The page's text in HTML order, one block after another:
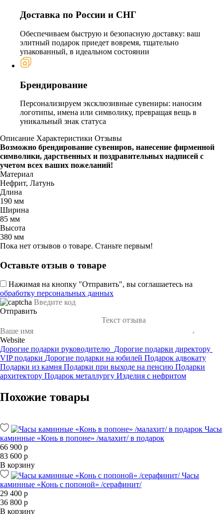
Доставка по России и СНГ
Обеспечиваем быструю и безопасную доставку: ваш
элитный подарок приедет вовремя, тщательно
упакованный, в идеальном состоянии
Брендирование
Персонализируем эксклюзивные сувениры: наносим
логотипы, имена или символику, превращая вещь в
уникальный знак статуса
Описание Характеристики Отзывы
Возможно брендирование сувениров, нанесение фирменной
символики, дарственных и поздравительных надписей с
учетом всех ваших пожеланий!
Материал
Нефрит, Латунь
Длина
190 мм
Ширина
85 мм
Высота
380 мм
Пока нет отзывов о товаре. Станьте первым!
Оставьте отзыв о товаре
Нажимая на кнопку "Отправить", вы соглашаетесь на
обработку персональных данных
Отправить
Website
Дорогие подарки руководителю Дорогие подарки директору
VIP подарки Дорогие подарки на юбилей Подарок адвокату
Подарки из камня Подарки при выходе на пенсию Подарки
архитектору Подарок металлургу Изделия с нефритом
Похожие товары
Часы
каминные «Конь в попоне» /малахит/ в подарок
66 900 р
83 600 р
В корзину
Часы
каминные «Конь с попоной» /серафинит/
29 400 р
36 800 р
В корзину